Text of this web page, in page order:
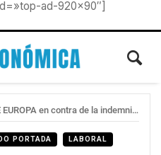
ad-920×90″]
en contra de la indemnización por despido
PORTADA LABORAL